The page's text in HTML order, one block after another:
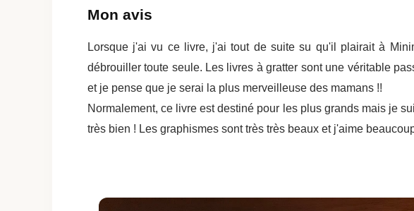
Mon avis
Lorsque j'ai vu ce livre, j'ai tout de suite su qu'il plairait à
débrouiller toute seule. Les livres à gratter sont une véritable
et je pense que je serai la plus merveilleuse des mamans !!
Normalement, ce livre est destiné pour les plus grands mais je
très bien ! Les graphismes sont très très beaux et j'aime